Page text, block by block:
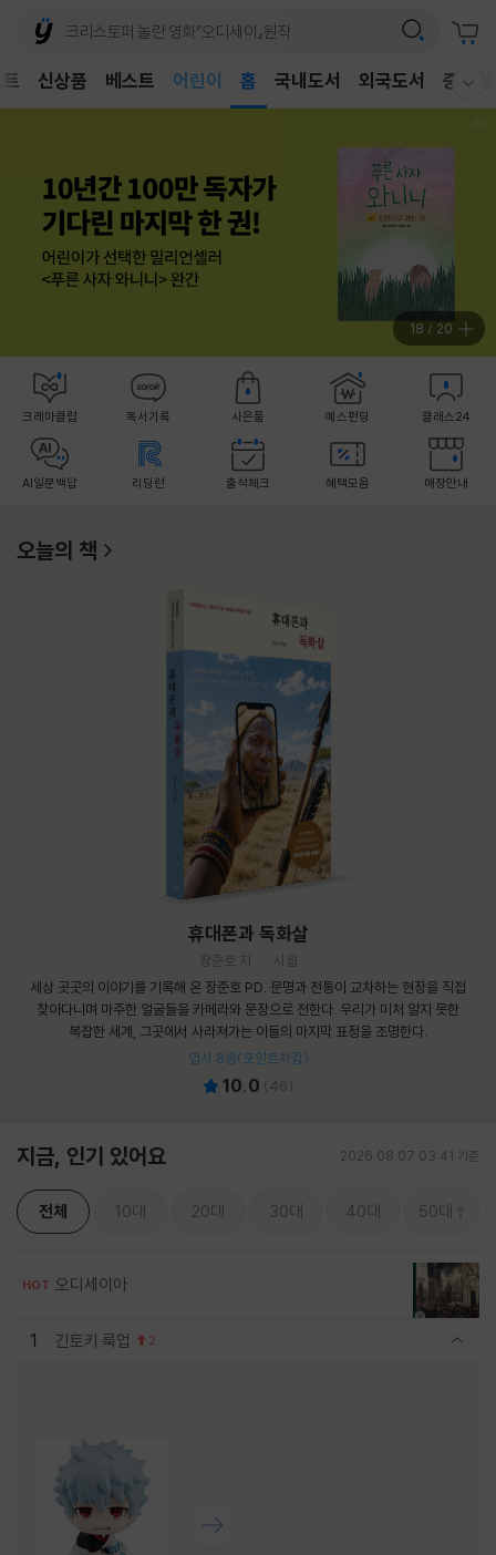
신상품 베스트
독후감
어린이
홈 국내도서 외국도서 중고샵
18 / 20
크레마클럽 독서기록 사은품 예스펀딩 클래스24
AI일문백답 리딩런 출석체크 혜택모음 매장안내
오늘의 책
휴대폰과 독화살
장준호 저
시월
세상 곳곳의 이야기를 기록해 온 장준호 PD. 문명과 전통이 교차하는 현장을 직접
찾아다니며 마주한 얼굴들을 카메라와 문장으로 전한다. 우리가 미처 알지 못한
복잡한 세계, 그곳에서 사라져가는 이들의 마지막 표정을 조명한다.
엽서 8종(포인트차감)
10.0 (46)
지금, 인기 있어요 2026.08.07 03:41 기준
전체 10대 20대 30대 40대 50대
HOT 오디세이아
1 긴토키 룩업 2